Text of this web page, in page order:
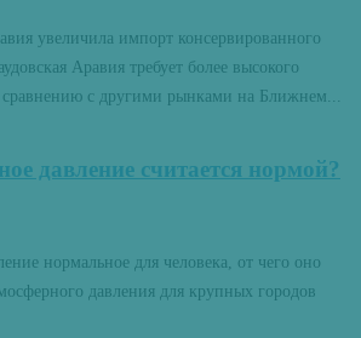
увеличила импорт консервированного
Аравия требует более высокого
сравнению с другими рынками на Ближнем...
давление считается нормой?
нормальное для человека, от чего оно
давления для крупных городов